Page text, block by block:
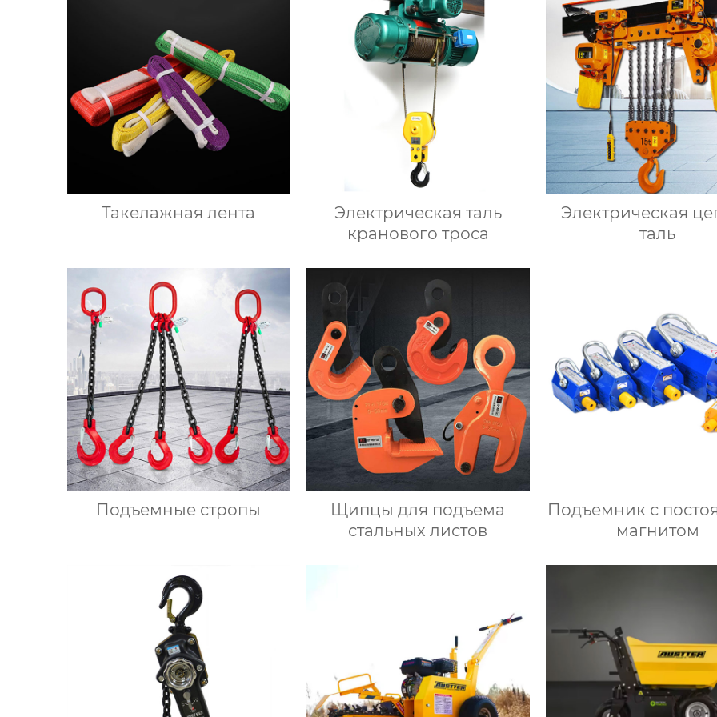
Такелажная лента
Электрическая таль
кранового троса
Электрическая
таль
Подъемные стропы
Щипцы для подъема
стальных листов
Подъемник с
магнитом